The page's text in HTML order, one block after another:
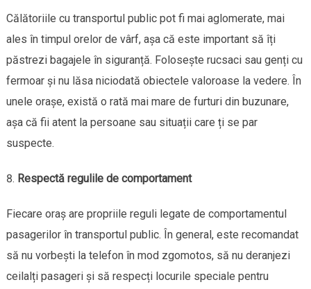
Călătoriile cu transportul public pot fi mai aglomerate, mai
ales în timpul orelor de vârf, așa că este important să îți
păstrezi bagajele în siguranță. Folosește rucsaci sau genți cu
fermoar și nu lăsa niciodată obiectele valoroase la vedere. În
unele orașe, există o rată mai mare de furturi din buzunare,
așa că fii atent la persoane sau situații care ți se par
suspecte.
Respectă regulile de comportament
Fiecare oraș are propriile reguli legate de comportamentul
pasagerilor în transportul public. În general, este recomandat
să nu vorbești la telefon în mod zgomotos, să nu deranjezi
ceilalți pasageri și să respecți locurile speciale pentru